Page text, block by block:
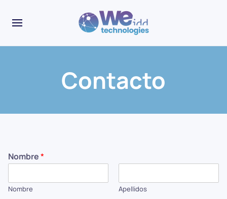
Contacto
Nombre*
Nombre Apellidos